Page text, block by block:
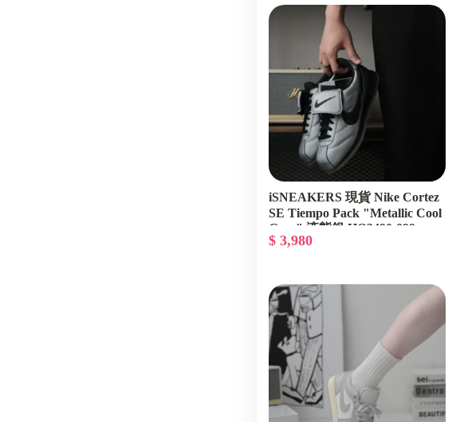
iSNEAKERS 現貨 Nike Cortez
SE Tiempo Pack "Metallic Cool
Grey" 液態銀 HQ3490-099
$ 3,980